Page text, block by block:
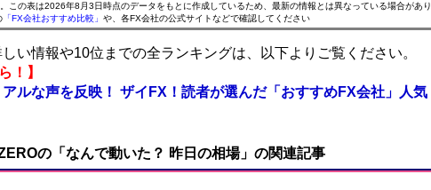
この表は2026年8月3日時点のデータをもとに作成しているため、最新の情報とは異なっている場合があり
「FX会社おすすめ比較」 や、各FX会社の公式サイトなどで確認してください
い情報や10位までの全ランキングは、以下よりご覧ください。
！】
ルな声を反映！ ザイFX！読者が選んだ「おすすめFX会社」人気
の「なんで動いた？ 昨日の相場」の関連記事